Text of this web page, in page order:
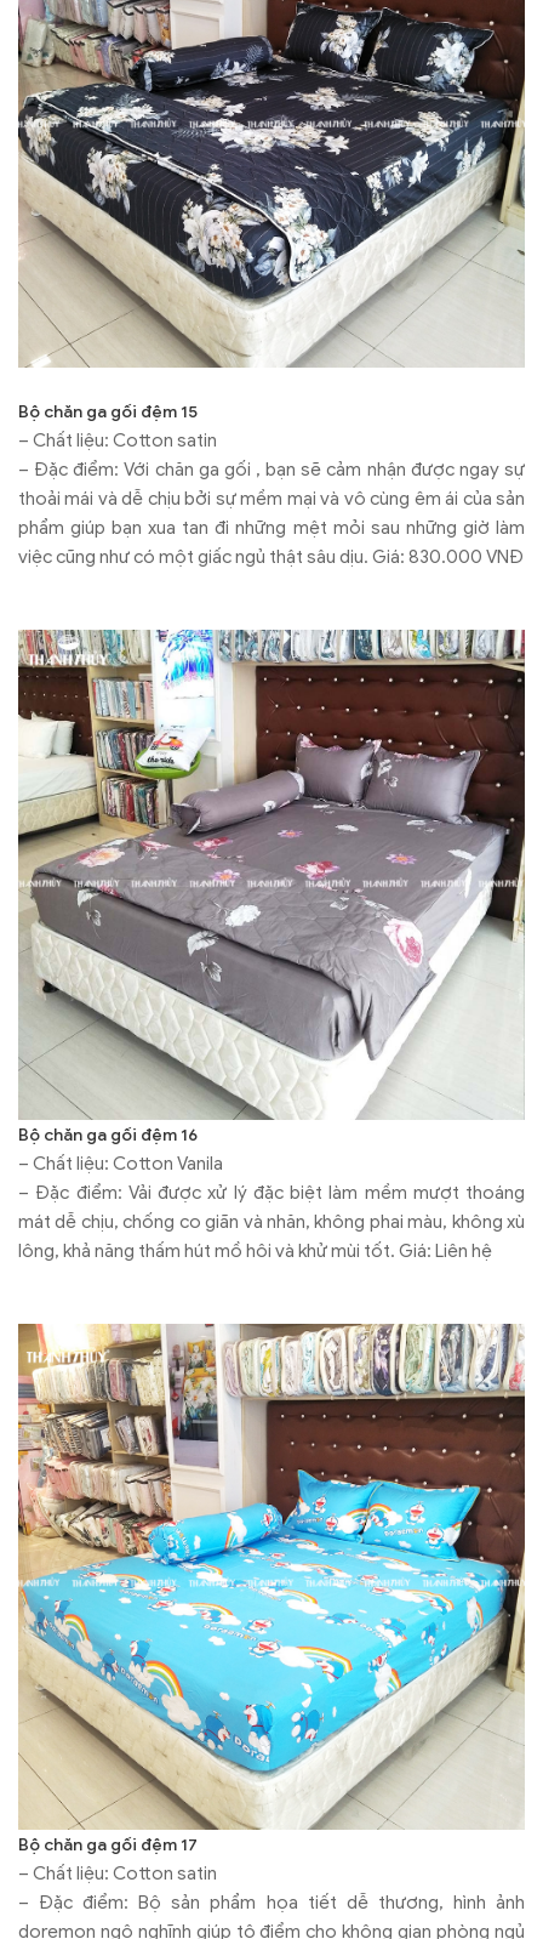
Bộ chăn ga gối đệm 15
– Chất liệu: Cotton satin
– Đặc điểm: Với chăn ga gối , bạn sẽ cảm nhận được ngay sự
thoải mái và dễ chịu bởi sự mềm mại và vô cùng êm ái của sản
phẩm giúp bạn xua tan đi những mệt mỏi sau những giờ làm
việc cũng như có một giấc ngủ thật sâu dịu. Giá: 830.000 VNĐ
Bộ chăn ga gối đệm 16
– Chất liệu: Cotton Vanila
– Đặc điểm: Vải được xử lý đặc biệt làm mềm mượt thoáng
mát dễ chịu, chống co giãn và nhăn, không phai màu, không xù
lông, khả năng thấm hút mồ hôi và khử mùi tốt. Giá: Liên hệ
Bộ chăn ga gối đệm 17
– Chất liệu: Cotton satin
– Đặc điểm: Bộ sản phẩm họa tiết dễ thương, hình ảnh
doremon ngộ nghĩnh giúp tô điểm cho không gian phòng ngủ